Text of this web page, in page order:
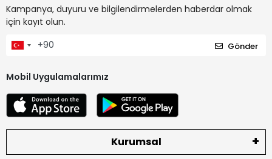
Kampanya, duyuru ve bilgilendirmelerden haberdar olmak
için kayıt olun.
Gönder
Mobil Uygulamalarımız
Kurumsal